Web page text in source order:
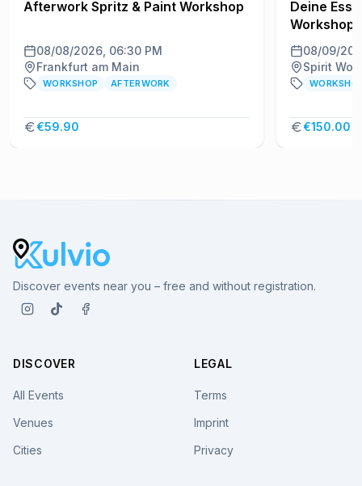
Afterwork Spritz & Paint Workshop
08/08/2026, 06:30 PM
Frankfurt am Main
WORKSHOP AFTERWORK
€59.90
Deine
Workshop
08/09/
€150.00
Discover events near you – free and without registration.
DISCOVER
All Events
Venues
Cities
LEGAL
Terms
Imprint
Privacy